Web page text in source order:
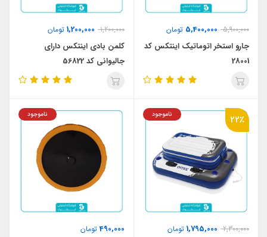
5,900,000
5,400,000 تومان
جارو استخر اتوماتیک اینتکس کد
28001
1,200,000
1,200,000 تومان
کلمن بادی اینتکس دارای
جالیوانی کد 56822
22٪
2,300,000
1,795,000 تومان
ناموجود
490,000تومان
ناموجود